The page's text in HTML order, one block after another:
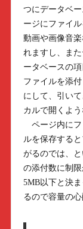
つにデータベ
ージにファイ
動画や画像音
れますし、ま
ータベースの
ファイルを添
にして、引い
カルで開くよ
ページ内にフ
ルを保存する
がるのでは、
の添付数に制
5MB以下と決
るので容量の